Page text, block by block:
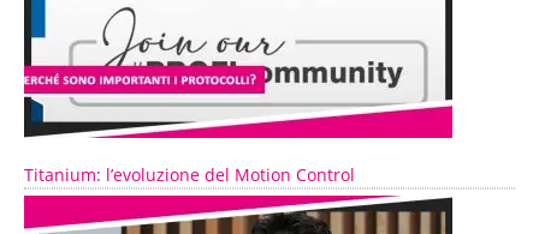
Titanium: l’evoluzione del Motion Control